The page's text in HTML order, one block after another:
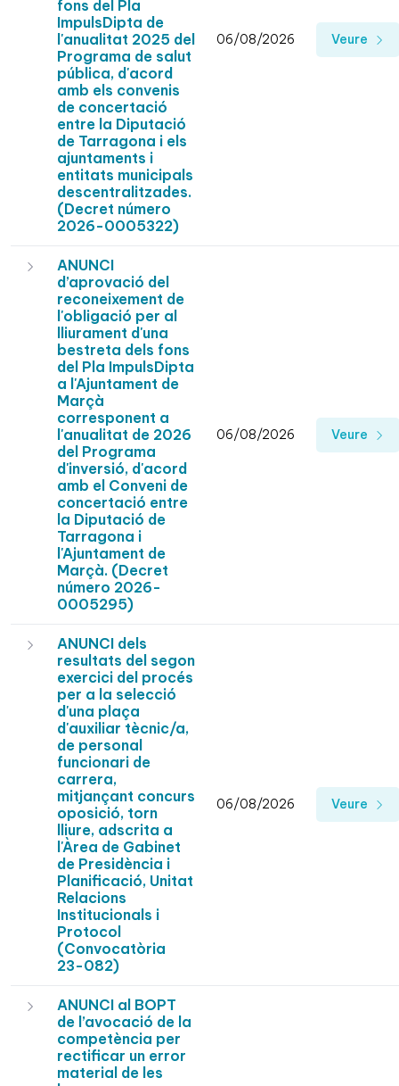
fons del Pla
ImpulsDipta de
l'anualitat 2025 del
Programa de salut
pública, d'acord
amb els convenis
de concertació
entre la Diputació
de Tarragona i els
ajuntaments i
entitats municipals
descentralitzades.
(Decret número
2026-0005322)
06/08/2026 Veure
ANUNCI
d’aprovació del
reconeixement de
l'obligació per al
lliurament d'una
bestreta dels fons
del Pla ImpulsDipta
a l'Ajuntament de
Marçà
corresponent a
l'anualitat de 2026
del Programa
d'inversió, d'acord
amb el Conveni de
concertació entre
la Diputació de
Tarragona i
l'Ajuntament de
Marçà. (Decret
número 2026-
0005295)
06/08/2026 Veure
ANUNCI dels
resultats del segon
exercici del procés
per a la selecció
d'una plaça
d'auxiliar tècnic/a,
de personal
funcionari de
carrera,
mitjançant concurs
oposició, torn
lliure, adscrita a
l'Àrea de Gabinet
de Presidència i
Planificació, Unitat
Relacions
Institucionals i
Protocol
(Convocatòria
23-082)
06/08/2026 Veure
ANUNCI al BOPT
de l’avocació de la
competència per
rectificar un error
material de les